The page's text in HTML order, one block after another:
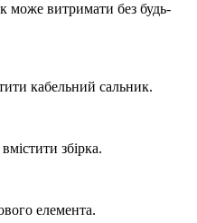
може витримати без будь-
кабельний сальник.
збірка.
елемента.